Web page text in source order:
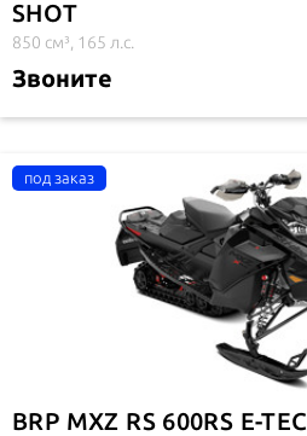
SHOT
850 см³, 165 л.с.
Звоните
BRP MXZ RS 600RS E-TEC